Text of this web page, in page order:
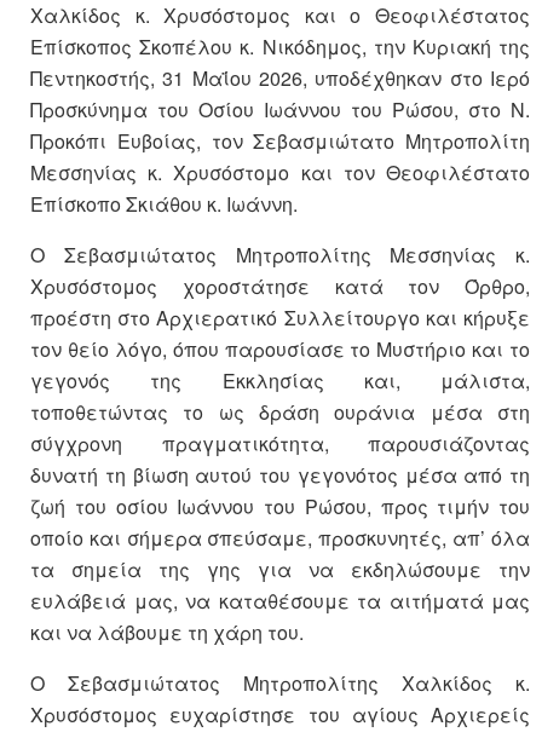
Χαλκίδος κ. Χρυσόστομος και ο Θεοφιλέστατος
Επίσκοπος Σκοπέλου κ. Νικόδημος, την Κυριακή της
Πεντηκοστής, 31 Μαΐου 2026, υποδέχθηκαν στο Ιερό
Προσκύνημα του Οσίου Ιωάννου του Ρώσου, στο Ν.
Προκόπι Ευβοίας, τον Σεβασμιώτατο Μητροπολίτη
Μεσσηνίας κ. Χρυσόστομο και τον Θεοφιλέστατο
Επίσκοπο Σκιάθου κ. Ιωάννη.
Ο Σεβασμιώτατος Μητροπολίτης Μεσσηνίας κ.
Χρυσόστομος χοροστάτησε κατά τον Όρθρο,
προέστη στο Αρχιερατικό Συλλείτουργο και κήρυξε
τον θείο λόγο, όπου παρουσίασε το Μυστήριο και το
γεγονός της Εκκλησίας και, μάλιστα,
τοποθετώντας το ως δράση ουράνια μέσα στη
σύγχρονη πραγματικότητα, παρουσιάζοντας
δυνατή τη βίωση αυτού του γεγονότος μέσα από τη
ζωή του οσίου Ιωάννου του Ρώσου, προς τιμήν του
οποίο και σήμερα σπεύσαμε, προσκυνητές, απ’ όλα
τα σημεία της γης για να εκδηλώσουμε την
ευλάβειά μας, να καταθέσουμε τα αιτήματά μας
και να λάβουμε τη χάρη του.
Ο Σεβασμιώτατος Μητροπολίτης Χαλκίδος κ.
Χρυσόστομος ευχαρίστησε του αγίους Αρχιερείς